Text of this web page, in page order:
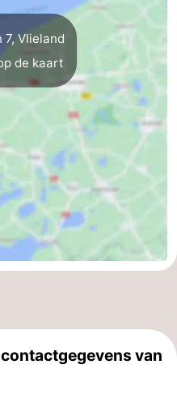
7, Vlieland
de kaart
van